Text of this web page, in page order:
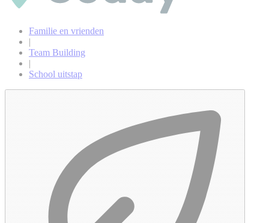
Familie en vrienden
|
Team Building
|
School uitstap